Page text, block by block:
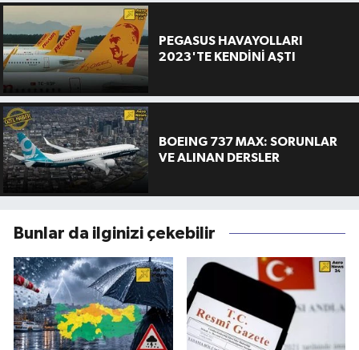
PEGASUS HAVAYOLLARI
2023'TE KENDİNİ AŞTI
BOEING 737 MAX: SORUNLAR
VE ALINAN DERSLER
Bunlar da ilginizi çekebilir